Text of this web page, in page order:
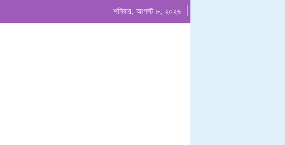
শনিবার, আগস্ট ৮, ২০২৬